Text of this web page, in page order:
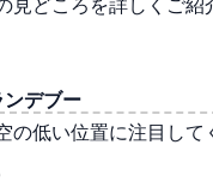
見どころを詳しくご
デブー
の低い位置に注目し